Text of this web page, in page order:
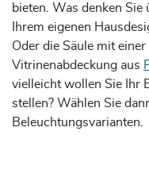
bieten. Was denken
Ihrem eigenen
Oder die Säule mit
Vitrinenabdeckung aus
vielleicht wollen Sie Ihr
stellen? Wählen Sie
Beleuchtungsvarianten.